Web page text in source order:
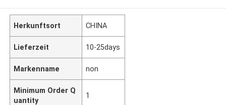
Herkunftsort CHINA
Lieferzeit 10-25days
Markenname non
Minimum Order Q
uantity
1